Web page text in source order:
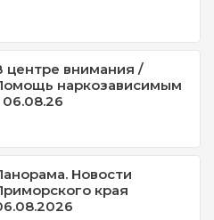
центре внимания /
наркозависимым
Новости
края